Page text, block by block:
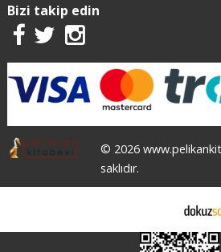
Bizi takip edin
© 2026
saklıdır.